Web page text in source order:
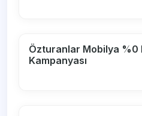
Özturanlar Mobilya %0
Kampanyası